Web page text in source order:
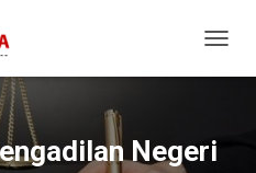
Negeri